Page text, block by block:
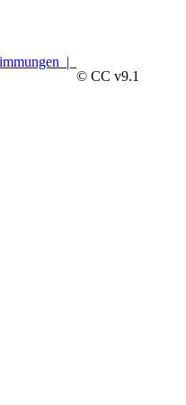
|
© CC v9.1